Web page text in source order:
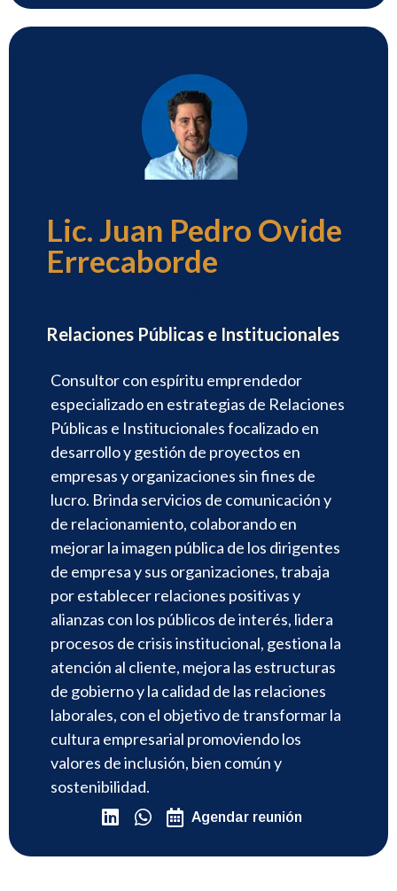
Lic. Juan Pedro Ovide
Errecaborde
Relaciones Públicas e Institucionales
Consultor con espíritu emprendedor
especializado en estrategias de Relaciones
Públicas e Institucionales focalizado en
desarrollo y gestión de proyectos en
empresas y organizaciones sin fines de
lucro. Brinda servicios de comunicación y
de relacionamiento, colaborando en
mejorar la imagen pública de los dirigentes
de empresa y sus organizaciones, trabaja
por establecer relaciones positivas y
alianzas con los públicos de interés, lidera
procesos de crisis institucional, gestiona la
atención al cliente, mejora las estructuras
de gobierno y la calidad de las relaciones
laborales, con el objetivo de transformar la
cultura empresarial promoviendo los
valores de inclusión, bien común y
sostenibilidad.
Agendar reunión